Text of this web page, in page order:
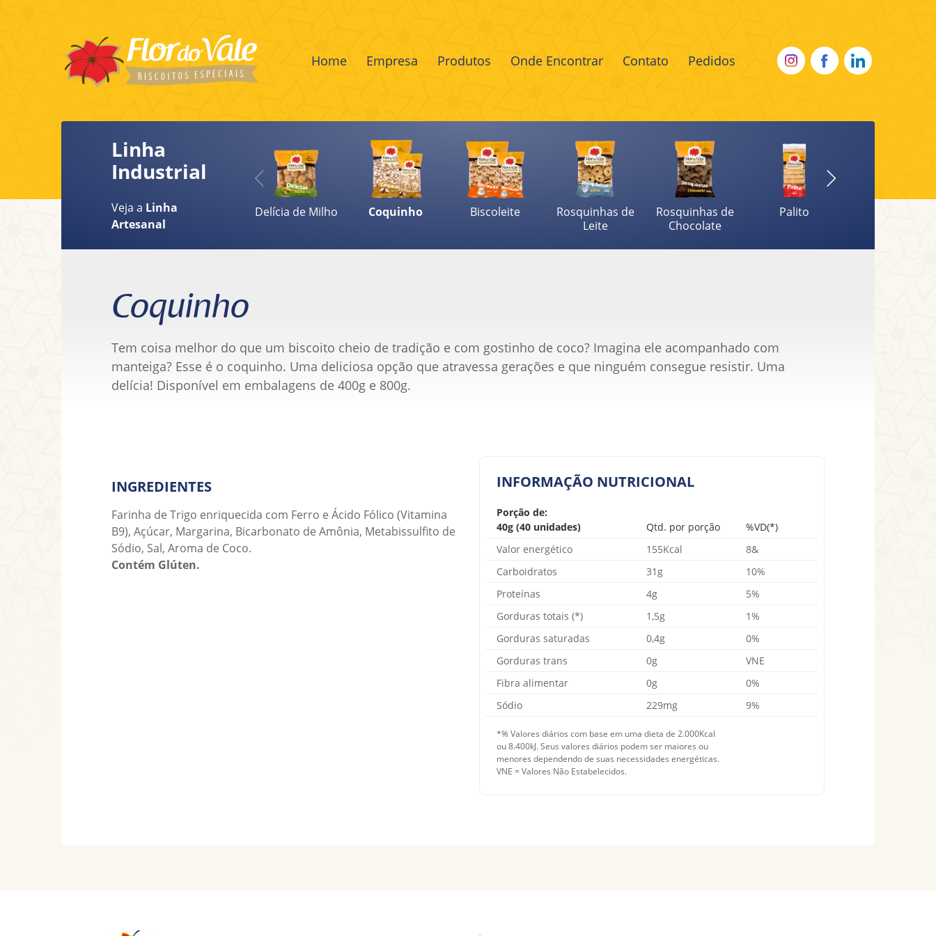
Home Empresa Produtos Onde Encontrar Contato Pedidos
Linha
Industrial
Veja a Linha
Artesanal
Delícia de Milho Coquinho Biscoleite
Rosquinhas de
Leite
Rosquinhas de
Chocolate
Palito
Coquinho
Tem coisa melhor do que um biscoito cheio de tradição e com gostinho de coco? Imagina ele acompanhado com
manteiga? Esse é o coquinho. Uma deliciosa opção que atravessa gerações e que ninguém consegue resistir. Uma
delícia! Disponível em embalagens de 400g e 800g.
INGREDIENTES
Farinha de Trigo enriquecida com Ferro e Ácido Fólico (Vitamina
B9), Açúcar, Margarina, Bicarbonato de Amônia, Metabissulfito de
Sódio, Sal, Aroma de Coco.
Contém Glúten.
INFORMAÇÃO NUTRICIONAL
Porção de:
40g (40 unidades)
Qtd. por porção
%VD(*)
Valor energético
155Kcal
8&
Carboidratos
31g
10%
Proteínas
4g
5%
Gorduras totais (*)
1,5g
1%
Gorduras saturadas
0,4g
0%
Gorduras trans
0g
VNE
Fibra alimentar
0g
0%
Sódio
229mg 9%
*% Valores diários com base em uma dieta de 2.000Kcal
ou 8.400kJ. Seus valores diários podem ser maiores ou
menores dependendo de suas necessidades energéticas.
VNE = Valores Não Estabelecidos.